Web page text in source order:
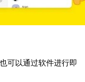
以通过软件进行即